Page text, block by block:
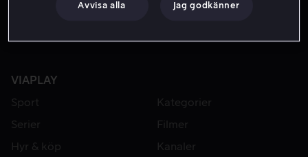
VIAPLAY
Sport
Kategorier
Serier
Filmer
Hyr & köp
Kanaler
Avvisa alla Jag godkänner